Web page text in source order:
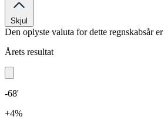
Skjul
Den oplyste valuta for dette regnskabsår er
Årets resultat
-68'
+4%